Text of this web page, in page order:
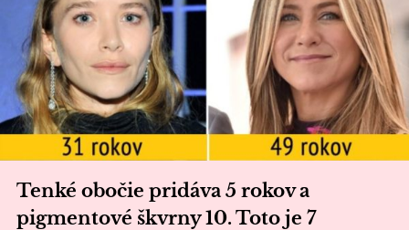
Tenké obočie pridáva 5 rokov a
pigmentové škvrny 10. Toto je 7